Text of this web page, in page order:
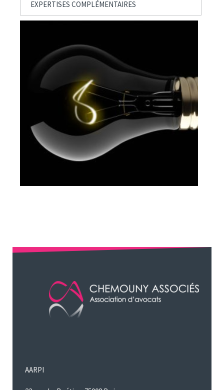
EXPERTISES COMPLÉMENTAIRES
AARPI